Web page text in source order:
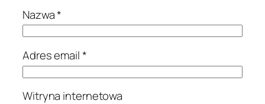
Nazwa*
Adres email*
Witryna internetowa